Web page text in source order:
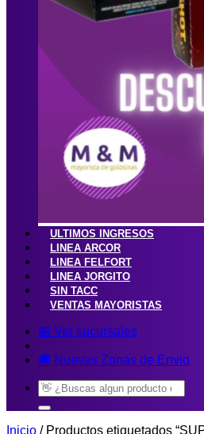
ULTIMOS INGRESOS
LINEA ARCOR
LINEA FELFORT
LINEA JORGITO
SIN TACC
VENTAS MAYORISTAS
🏪 Ver sucursales
🚚 Nuevas Zonas de Envio
Buscar
por:
Inicio /Productos etiquetados